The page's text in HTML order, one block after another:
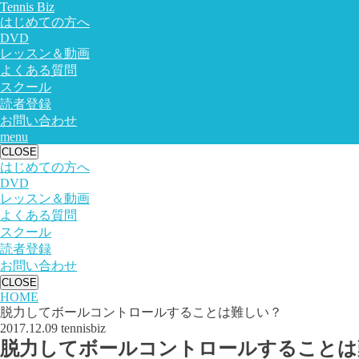
Tennis Biz
はじめての方へ
DVD
レッスン＆動画
よくある質問
スクール
読者登録
お問い合わせ
menu
CLOSE
はじめての方へ
DVD
レッスン＆動画
よくある質問
スクール
読者登録
お問い合わせ
CLOSE
HOME
脱力してボールコントロールすることは難しい？
2017.12.09 tennisbiz
脱力してボールコントロールすること